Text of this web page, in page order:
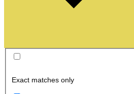
Exact matches only